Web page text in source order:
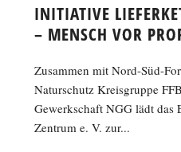
INITIATIVE
– MENSCH VOR
Zusammen mit Nord-Süd-
Naturschutz Kreisgruppe
Gewerkschaft NGG lädt das
Zentrum e. V. zur...